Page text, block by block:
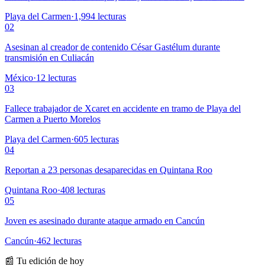
Playa del Carmen·1,994 lecturas
02
Asesinan al creador de contenido César Gastélum durante
transmisión en Culiacán
México·12 lecturas
03
Fallece trabajador de Xcaret en accidente en tramo de Playa del
Carmen a Puerto Morelos
Playa del Carmen·605 lecturas
04
Reportan a 23 personas desaparecidas en Quintana Roo
Quintana Roo·408 lecturas
05
Joven es asesinado durante ataque armado en Cancún
Cancún·462 lecturas
📰 Tu edición de hoy